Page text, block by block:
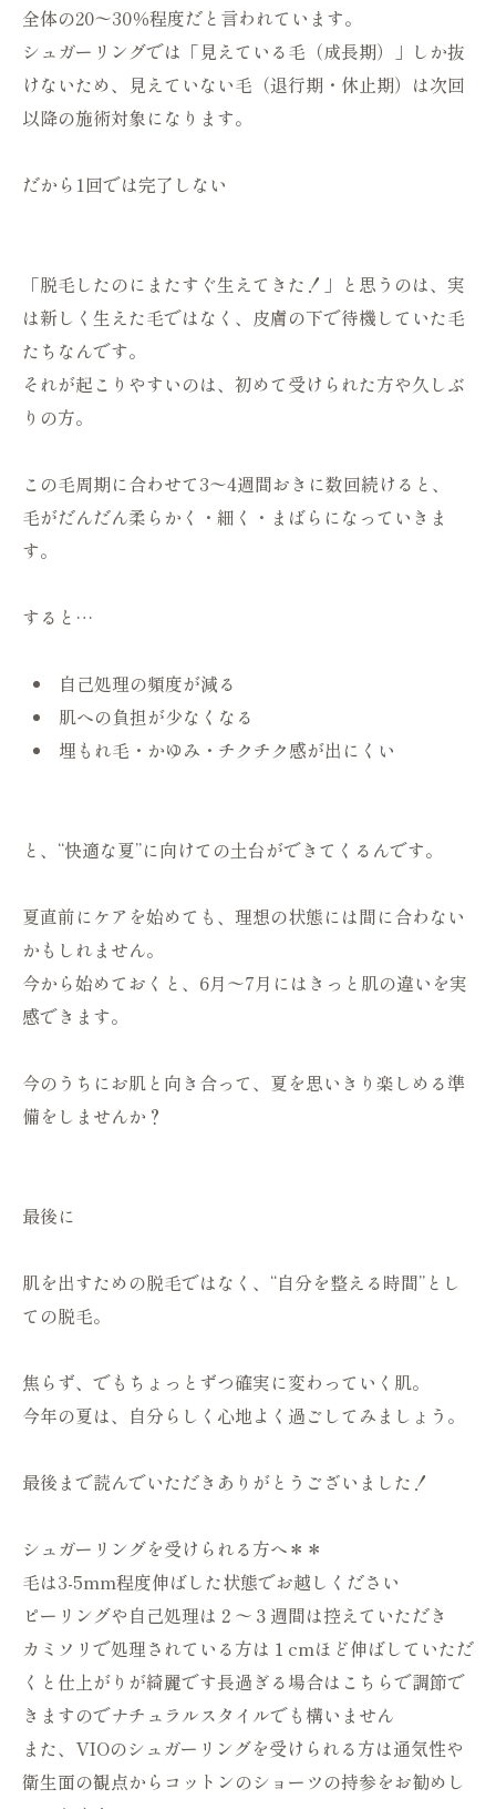
全体の20〜30％程度だと言われています。
シュガーリングでは「見えている毛（成長期）」しか抜
けないため、見えていない毛（退行期・休止期）は次回
以降の施術対象になります。
だから1回では完了しない
「脱毛したのにまたすぐ生えてきた！」と思うのは、実
は新しく生えた毛ではなく、皮膚の下で待機していた毛
たちなんです。
それが起こりやすいのは、初めて受けられた方や久しぶ
りの方。
この毛周期に合わせて3〜4週間おきに数回続けると、
毛がだんだん柔らかく・細く・まばらになっていきま
す。
すると…
自己処理の頻度が減る
肌への負担が少なくなる
埋もれ毛・かゆみ・チクチク感が出にくい
と、“快適な夏”に向けての土台ができてくるんです。
夏直前にケアを始めても、理想の状態には間に合わない
かもしれません。
今から始めておくと、6月〜7月にはきっと肌の違いを実
感できます。
今のうちにお肌と向き合って、夏を思いきり楽しめる準
備をしませんか？
最後に
肌を出すための脱毛ではなく、“自分を整える時間”とし
ての脱毛。
焦らず、でもちょっとずつ確実に変わっていく肌。
今年の夏は、自分らしく心地よく過ごしてみましょう。
最後まで読んでいただきありがとうございました！
シュガーリングを受けられる方へ＊＊
毛は3-5mm程度伸ばした状態でお越しください
ピーリングや自己処理は２〜３週間は控えていただき
カミソリで処理されている方は１cmほど伸ばしていただ
くと仕上がりが綺麗です長過ぎる場合はこちらで調節で
きますのでナチュラルスタイルでも構いません
また、VIOのシュガーリングを受けられる方は通気性や
衛生面の観点からコットンのショーツの持参をお勧めし